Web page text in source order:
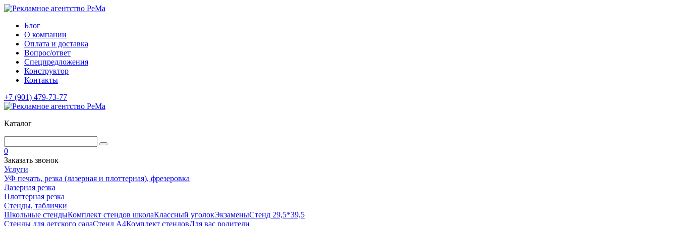
Блог
О компании
Оплата и доставка
Вопрос/ответ
Спецпредложения
Конструктор
Контакты
+7 (901) 479-73-77
Каталог
0
Заказать звонок
Услуги
УФ печать, резка (лазерная и плоттерная), фрезеровка
Лазерная резка
Плоттерная резка
Стенды, таблички
Школьные стендыКомплект стендов школаКлассный уголокЭкзаменыСтенд 29,5*39,5
Стенды для детского садаСтенд А4Комплект стендовДля вас родители